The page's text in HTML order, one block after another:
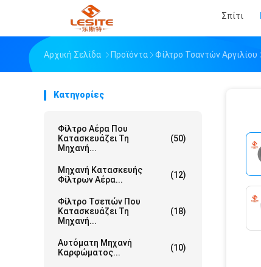
Σπίτι
Αρχική Σελίδα Προϊόντα Φίλτρο Τσαντών Αργιλίου
Κατηγορίες
Φίλτρο Αέρα Που
Κατασκευάζει Τη
Μηχανή...
(50)
Μηχανή Κατασκευής
Φίλτρων Αέρα...
(12)
Φίλτρο Τσεπών Που
Κατασκευάζει Τη
Μηχανή...
(18)
Αυτόματη Μηχανή
Καρφώματος...
(10)